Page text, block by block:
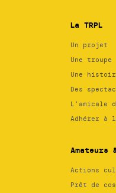
La TRPL
Un projet
Une troupe
Une
Des
L’amicale
Adhérer à
Amateurs
Actions
Prêt de